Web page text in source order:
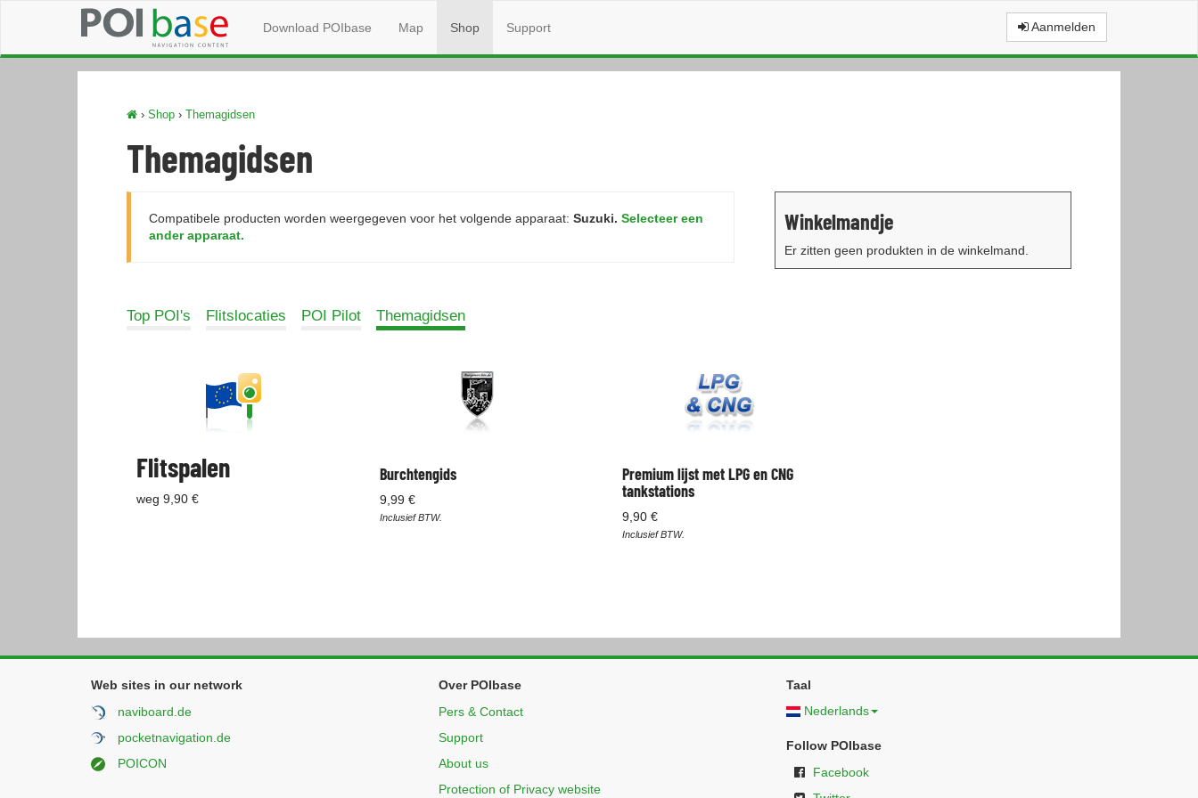
Download POIbase Map Shop Support Aanmelden
› Shop › Themagidsen
Themagidsen
Winkelmandje
Er zitten geen produkten in de winkelmand.
Compatibele producten worden weergegeven voor het volgende apparaat: Suzuki. Selecteer een
ander apparaat.
Top POI's Flitslocaties POI Pilot Themagidsen
Flitspalen
weg 9,90 €
Burchtengids
9,99 €
Inclusief BTW.
Premium lijst met LPG en CNG
tankstations
9,90 €
Inclusief BTW.
Web sites in our network
naviboard.de
pocketnavigation.de
POICON
Over POIbase
Pers & Contact
Support
About us
Protection of Privacy website
Taal
Nederlands
Follow POIbase
Facebook